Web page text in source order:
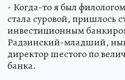
- Когда-то я был
стала суровой, пришлось
инвестиционным
Радзинский-младший,
директор шестого по
банка.